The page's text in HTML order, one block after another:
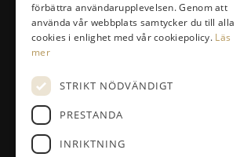
KONTAKT
förbättra användarupplevelsen. Genom att
använda vår webbplats samtycker du till alla
cookies i enlighet med vår cookiepolicy. Läs
mer
STRIKT NÖDVÄNDIGT
PRESTANDA
INRIKTNING